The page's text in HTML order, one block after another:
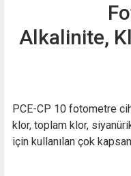
Alkalinite,
PCE-CP 10 fotometre
klor, toplam klor,
için kullanılan çok